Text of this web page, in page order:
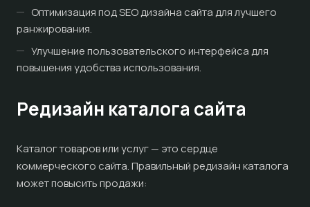
Оптимизация под SEO дизайна сайта для лучшего
ранжирования.
Улучшение пользовательского интерфейса для
повышения удобства использования.
Редизайн каталога сайта
Каталог товаров или услуг — это сердце
коммерческого сайта. Правильный редизайн каталога
может повысить продажи: